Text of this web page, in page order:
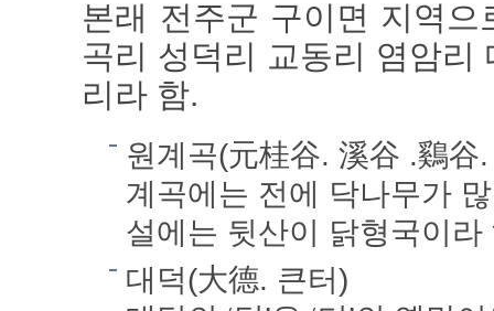
본래 전주군 구이면 지역
곡리 성덕리 교동리 염암리
리라 함.
원계곡(元桂谷. 溪谷 .鷄
계곡에는 전에 닥나무가
설에는 뒷산이 닭형국이
대덕(大德. 큰터)